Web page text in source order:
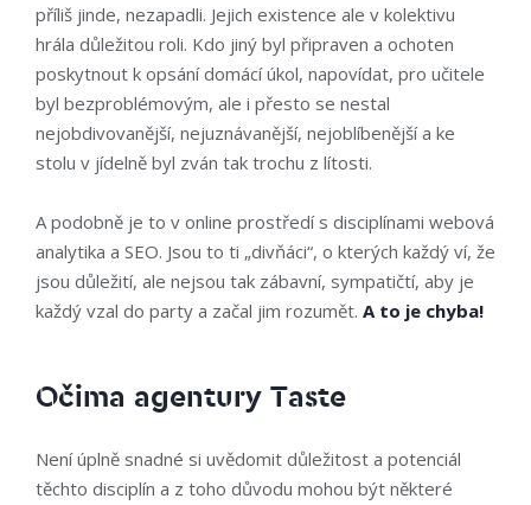
příliš jinde, nezapadli. Jejich existence ale v kolektivu
hrála důležitou roli. Kdo jiný byl připraven a ochoten
poskytnout k opsání domácí úkol, napovídat, pro učitele
byl bezproblémovým, ale i přesto se nestal
nejobdivovanější, nejuznávanější, nejoblíbenější a ke
stolu v jídelně byl zván tak trochu z lítosti.
A podobně je to v online prostředí s disciplínami webová
analytika a SEO. Jsou to ti „divňáci“, o kterých každý ví, že
jsou důležití, ale nejsou tak zábavní, sympatičtí, aby je
každý vzal do party a začal jim rozumět. A to je chyba!
Očima agentury Taste
Není úplně snadné si uvědomit důležitost a potenciál
těchto disciplín a z toho důvodu mohou být některé